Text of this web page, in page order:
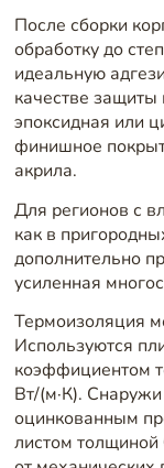
После сборки
обработку до
идеальную
качестве защиты
эпоксидная или
финишное
акрила.
Для регионов с
как в
дополнительно
усиленная
Термоизоляция
Используются
коэффициентом
Вт/(м·К).
оцинкованным
листом